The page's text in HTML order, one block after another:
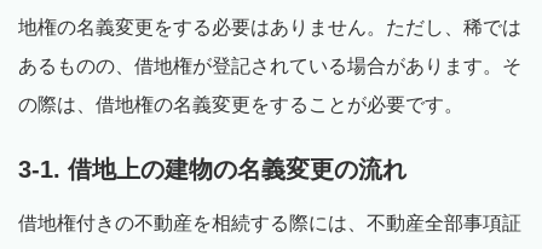
地権の名義変更をする必要はありません。ただし、稀では
あるものの、借地権が登記されている場合があります。そ
の際は、借地権の名義変更をすることが必要です。
3-1. 借地上の建物の名義変更の流れ
借地権付きの不動産を相続する際には、不動産全部事項証